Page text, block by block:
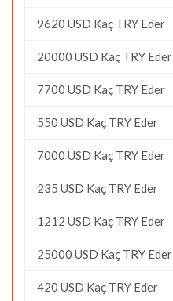
9620 USD Kaç TRY Eder
20000 USD Kaç TRY Eder
7700 USD Kaç TRY Eder
550 USD Kaç TRY Eder
7000 USD Kaç TRY Eder
235 USD Kaç TRY Eder
1212 USD Kaç TRY Eder
25000 USD Kaç TRY Eder
420 USD Kaç TRY Eder